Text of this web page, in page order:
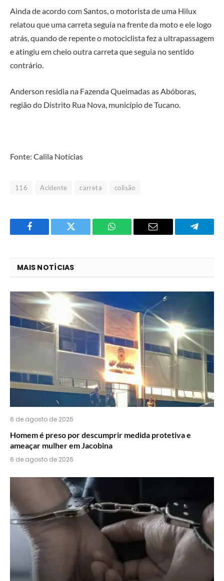
Ainda de acordo com Santos, o motorista de uma Hilux
relatou que uma carreta seguia na frente da moto e ele logo
atrás, quando de repente o motociclista fez a ultrapassagem
e atingiu em cheio outra carreta que seguia no sentido
contrário.
Anderson residia na Fazenda Queimadas as Abóboras,
região do Distrito Rua Nova, município de Tucano.
Fonte: Calila Notícias
116 Acidente carreta colisão
Facebook Twitter
O
WhatsApp?
E-
MAIS NOTÍCIAS
6 de agosto de 2026
Homem é preso por descumprir medida protetiva e
ameaçar mulher em Jacobina
6 de agosto de 2026